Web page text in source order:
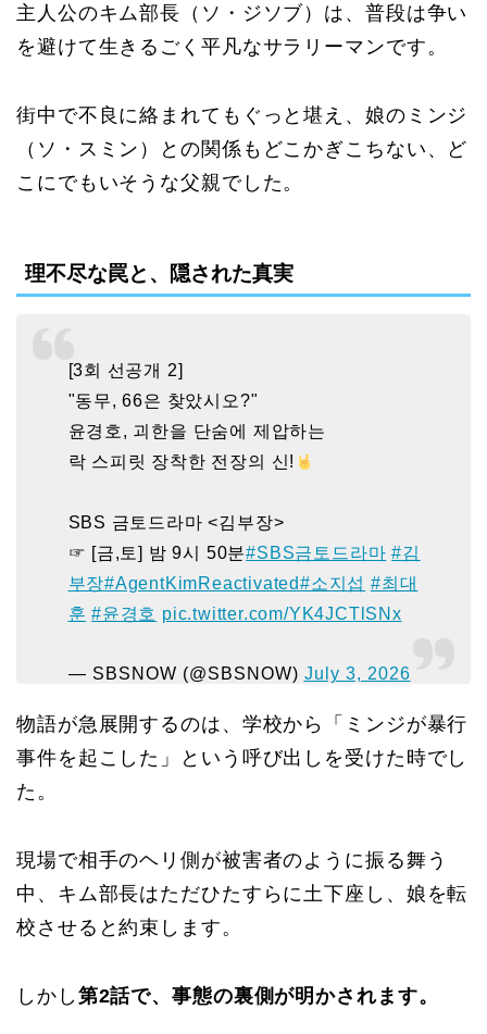
主人公のキム部長（ソ・ジソブ）は、普段は争い
を避けて生きるごく平凡なサラリーマンです。
街中で不良に絡まれてもぐっと堪え、娘のミンジ
（ソ・スミン）との関係もどこかぎこちない、ど
こにでもいそうな父親でした。
理不尽な罠と、隠された真実
[3회 선공개 2]
"동무, 66은 찾았시오?"
윤경호, 괴한을 단숨에 제압하는
락 스피릿 장착한 전장의 신!
SBS 금토드라마 <김부장>
☞ [금,토] 밤 9시 50분#SBS금토드라마 #김
부장#AgentKimReactivated#소지섭 #최대
훈 #윤경호 pic.twitter.com/YK4JCTlSNx
— SBSNOW (@SBSNOW) July 3, 2026
物語が急展開するのは、学校から「ミンジが暴行
事件を起こした」という呼び出しを受けた時でし
た。
現場で相手のヘリ側が被害者のように振る舞う
中、キム部長はただひたすらに土下座し、娘を転
校させると約束します。
しかし 第2話で、事態の裏側が明かされます。